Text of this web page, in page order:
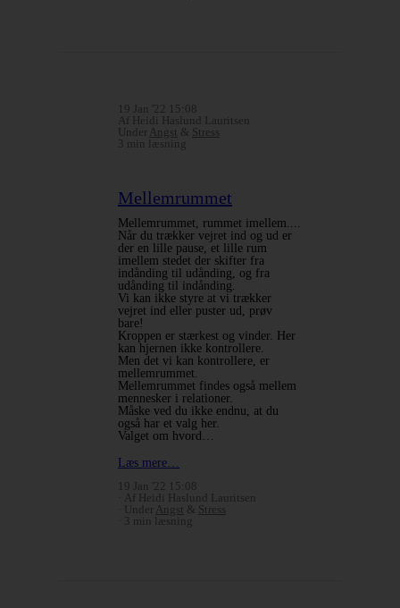
19 Jan '22 15:08
Af Heidi Haslund Lauritsen
Under Angst & Stress
3 min læsning
Mellemrummet
Mellemrummet, rummet imellem....
Når du trækker vejret ind og ud er
der en lille pause, et lille rum
imellem stedet der skifter fra
indånding til udånding, og fra
udånding til indånding.
Vi kan ikke styre at vi trækker
vejret ind eller puster ud, prøv
bare!
Kroppen er stærkest og vinder. Her
kan hjernen ikke kontrollere.
Men det vi kan kontrollere, er
mellemrummet.
Mellemrummet findes også mellem
mennesker i relationer.
Måske ved du ikke endnu, at du
også har et valg her.
Valget om hvord…
Læs mere…
19 Jan '22 15:08
Af Heidi Haslund Lauritsen
Under Angst & Stress
3 min læsning